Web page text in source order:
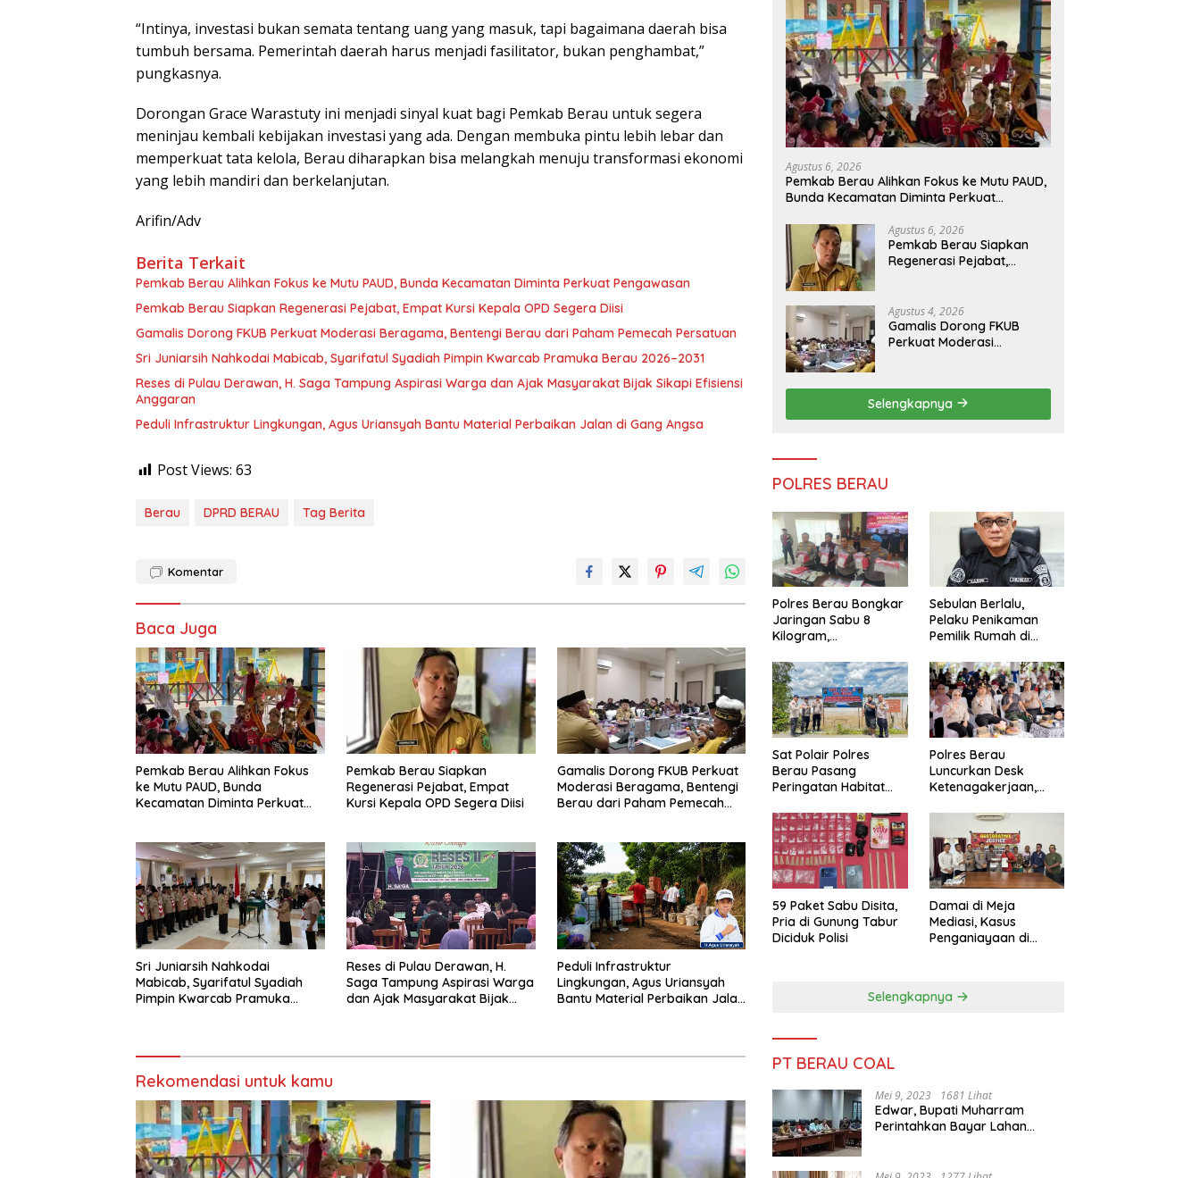
“Intinya, investasi bukan semata tentang uang yang masuk, tapi bagaimana daerah bisa
tumbuh bersama. Pemerintah daerah harus menjadi fasilitator, bukan penghambat,”
pungkasnya.
Dorongan Grace Warastuty ini menjadi sinyal kuat bagi Pemkab Berau untuk segera
meninjau kembali kebijakan investasi yang ada. Dengan membuka pintu lebih lebar dan
memperkuat tata kelola, Berau diharapkan bisa melangkah menuju transformasi ekonomi
yang lebih mandiri dan berkelanjutan.
Arifin/Adv
Berita Terkait
Pemkab Berau Alihkan Fokus ke Mutu PAUD, Bunda Kecamatan Diminta Perkuat Pengawasan
Pemkab Berau Siapkan Regenerasi Pejabat, Empat Kursi Kepala OPD Segera Diisi
Gamalis Dorong FKUB Perkuat Moderasi Beragama, Bentengi Berau dari Paham Pemecah Persatuan
Sri Juniarsih Nahkodai Mabicab, Syarifatul Syadiah Pimpin Kwarcab Pramuka Berau 2026–2031
Reses di Pulau Derawan, H. Saga Tampung Aspirasi Warga dan Ajak Masyarakat Bijak Sikapi Efisiensi
Anggaran
Peduli Infrastruktur Lingkungan, Agus Uriansyah Bantu Material Perbaikan Jalan di Gang Angsa
Post Views: 63
Berau DPRD BERAU Tag Berita
Komentar
Baca Juga
Pemkab Berau Alihkan Fokus
ke Mutu PAUD, Bunda
Kecamatan Diminta Perkuat
Pemkab Berau Siapkan
Regenerasi Pejabat, Empat
Kursi Kepala OPD Segera Diisi
Gamalis Dorong FKUB Perkuat
Moderasi Beragama, Bentengi
Berau dari Paham Pemecah
Sri Juniarsih Nahkodai
Mabicab, Syarifatul Syadiah
Pimpin Kwarcab Pramuka
Reses di Pulau Derawan, H.
Saga Tampung Aspirasi Warga
dan Ajak Masyarakat Bijak
Peduli Infrastruktur
Lingkungan, Agus Uriansyah
Bantu Material Perbaikan Jalan
Rekomendasi untuk kamu
Agustus 6, 2026
Pemkab Berau Alihkan Fokus ke Mutu PAUD,
Bunda Kecamatan Diminta Perkuat
Agustus 6, 2026
Pemkab Berau Siapkan
Regenerasi Pejabat,
Agustus 4, 2026
Gamalis Dorong FKUB
Perkuat Moderasi
Persatuan
Selengkapnya
POLRES BERAU
Polres Berau Bongkar
Jaringan Sabu 8
Kilogram,
dari Dalam Lapas
Tarakan
Sebulan Berlalu,
Pelaku Penikaman
Pemilik Rumah di
Diburu Polisi
Sat Polair Polres
Berau Pasang
Peringatan Habitat
Polres Berau
Luncurkan Desk
Ketenagakerjaan,
Didorong Tuntas
Lewat Mediasi
59 Paket Sabu Disita,
Pria di Gunung Tabur
Diciduk Polisi
Damai di Meja
Mediasi, Kasus
Penganiayaan di
Selengkapnya
PT BERAU COAL
Mei 9, 2023 1681 Lihat
Edwar, Bupati Muharram
Perintahkan Bayar Lahan